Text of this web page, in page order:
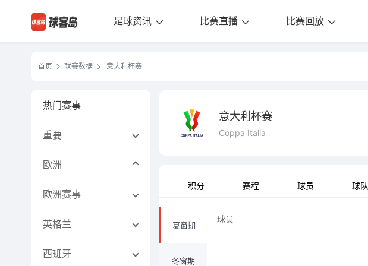
足球资讯 比赛直播 比赛回放
首页 联赛数据 意大利杯赛
热门赛事
重要
欧洲
欧洲赛事
英格兰
西班牙
意大利杯赛
Coppa Italia
积分 赛程 球员 球队
夏窗期
冬窗期
球员